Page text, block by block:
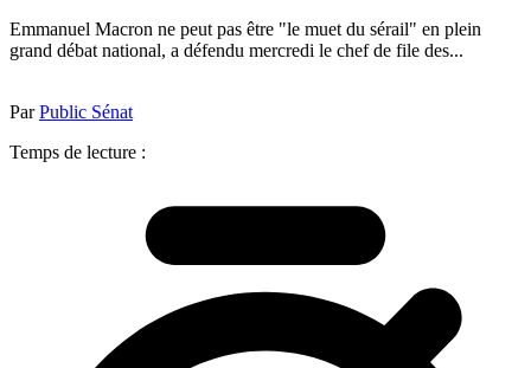
Emmanuel Macron ne peut pas être "le muet du sérail" en plein
grand débat national, a défendu mercredi le chef de file des...
ParPublic Sénat
Temps de lecture :